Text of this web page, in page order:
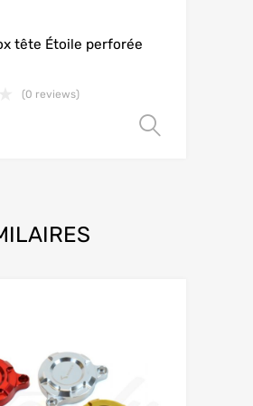
tête Étoile perforée
(0 reviews)